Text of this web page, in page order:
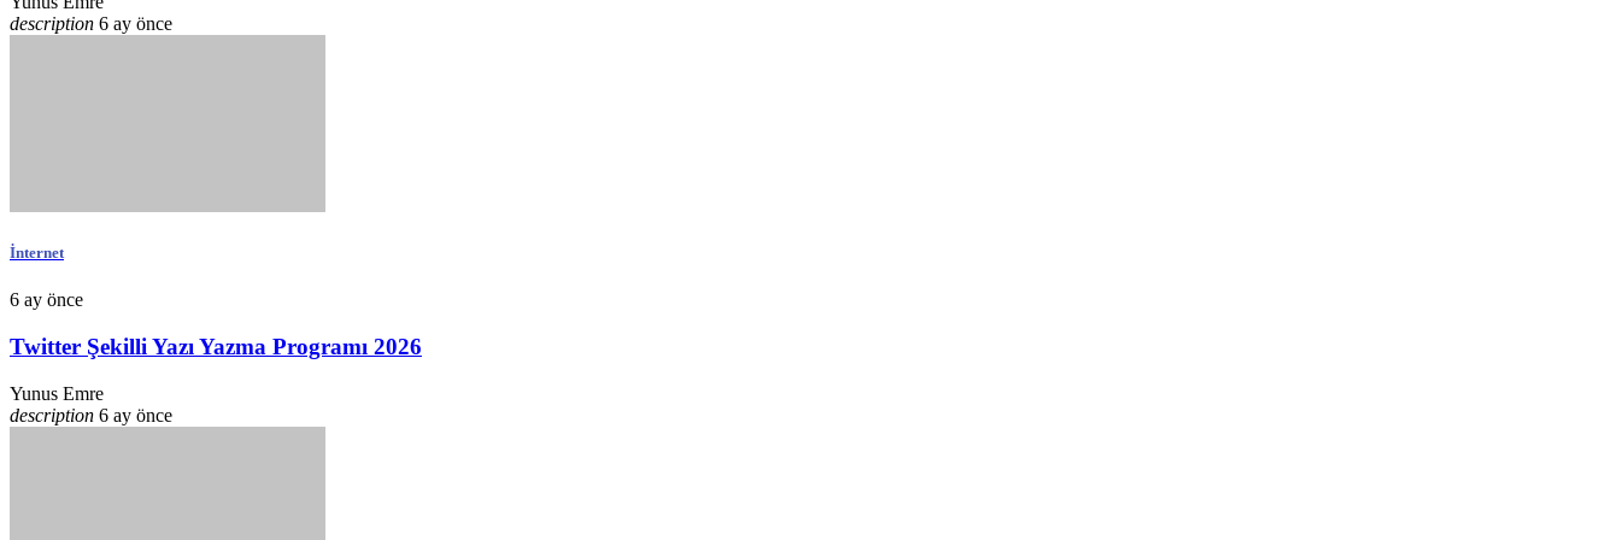
description 6 ay önce
İnternet
6 ay önce
Twitter Şekilli Yazı Yazma Programı 2026
Yunus Emre
description 6 ay önce